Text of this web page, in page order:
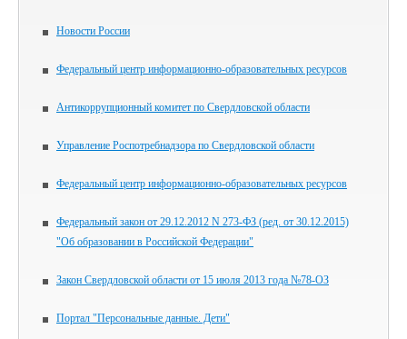
Новости России
Федеральный центр информационно-образовательных ресурсов
Антикоррупционный комитет по Свердловской области
Управление Роспотребнадзора по Свердловской области
Федеральный центр информационно-образовательных ресурсов
Федеральный закон от 29.12.2012 N 273-ФЗ (ред. от 30.12.2015)
"Об образовании в Российской Федерации"
Закон Свердловской области от 15 июля 2013 года №78-ОЗ
Портал "Персональные данные. Дети"